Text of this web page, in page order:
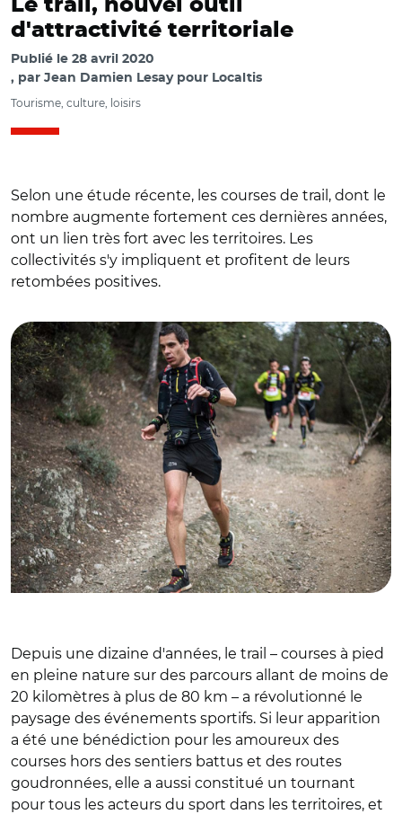
Le trail, nouvel outil
d'attractivité territoriale
Publié le 28 avril 2020
par Jean Damien Lesay pour Localtis
Tourisme, culture, loisirs
Selon une étude récente, les courses de trail, dont le
nombre augmente fortement ces dernières années,
ont un lien très fort avec les territoires. Les
collectivités s'y impliquent et profitent de leurs
retombées positives.
Depuis une dizaine d'années, le trail – courses à pied
en pleine nature sur des parcours allant de moins de
20 kilomètres à plus de 80 km – a révolutionné le
paysage des événements sportifs. Si leur apparition
a été une bénédiction pour les amoureux des
courses hors des sentiers battus et des routes
goudronnées, elle a aussi constitué un tournant
pour tous les acteurs du sport dans les territoires, et